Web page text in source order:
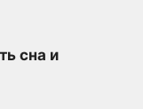
сна и